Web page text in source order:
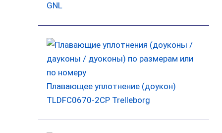
GNL
Плавающее уплотнение (доукон)
TLDFC0670-2CP Trelleborg